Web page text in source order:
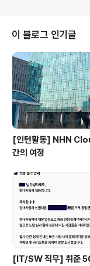
이 블로그 인기글
[인턴활동] NHN
간의 여정
[IT/SW 직무] 취준